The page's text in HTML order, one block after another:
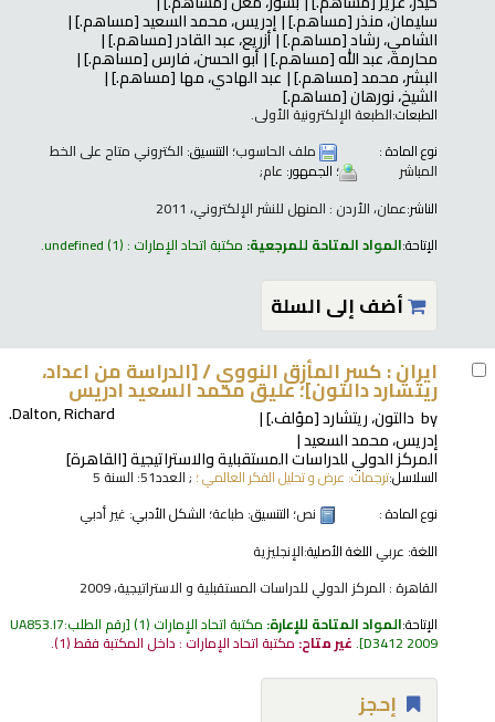
سليمان، منذر[مساهم.] إدريس، محمد السعيد[مساهم.]
الشامي، رشاد[مساهم.] أزريع، عبد القادر[مساهم.]
محارمة، عبد الله[مساهم.] أبو الحسن، فارس[مساهم.]
البشر، محمد[مساهم.] عبد الهادي، مها[مساهم.]
الشيخ، نورهان[مساهم.]
الطبعات:الطبعة الإلكترونية الأولى.
نوع المادة :
ملف الحاسوب؛ التنسيق: الكتروني متاح على الخط
المباشر ؛ الجمهور: عام;
الناشر:عمان، الأردن : المنهل للنشر الإلكتروني، 2011
الإتاحة:المواد المتاحة للمرجعية: مكتبة اتحاد الإمارات : undefined(1).
أضف إلى السلة
ايران : كسر المأزق النووي /[الدراسة من اعداد،
ريتشارد دالتون]؛ عليق محمد السعيد ادريس
Dalton, Richard. by دالتون، ريتشارد[مؤلف.]
إدريس، محمد السعيد
المركز الدولي للدراسات المستقبلية والاستراتيجية[القاهرة]
السلاسل:ترجمات: عرض و تحليل الفكر العالمي ؛ ; العدد51: السنة 5
نوع المادة :
نص؛ التنسيق: طباعة؛ الشكل الأدبي: غير أدبي
اللغة: عربي اللغة الأصلية:الإنجليزية
القاهرة : المركز الدولي للدراسات المستقبلية و الاستراتيجية، 2009
الإتاحة:المواد المتاحة للإعارة: مكتبة اتحاد الإمارات (1) رقم الطلب:UA853.I7
D3412 2009
.غير متاح:مكتبة اتحاد الإمارات : داخل المكتبة فقط(1).
إحجز